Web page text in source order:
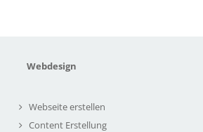
Webdesign
Webseite erstellen
Content Erstellung